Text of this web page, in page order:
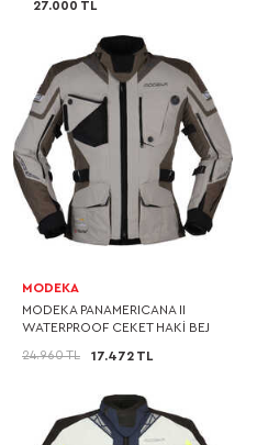
27.000 TL
MODEKA
MODEKA PANAMERICANA II
WATERPROOF CEKET HAKİ BEJ
24.960 TL 17.472 TL